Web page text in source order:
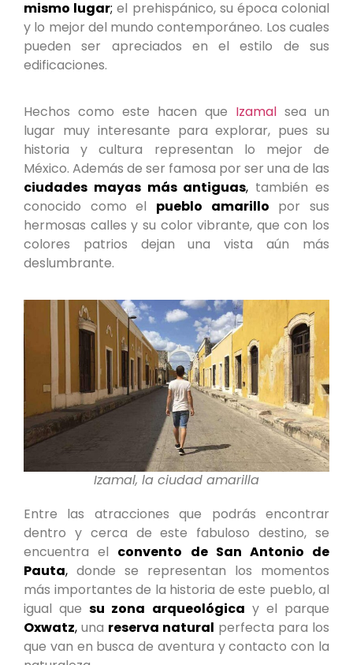
mismo lugar; el prehispánico, su época colonial
y lo mejor del mundo contemporáneo. Los cuales
pueden ser apreciados en el estilo de sus
edificaciones.
Hechos como este hacen que Izamal sea un
lugar muy interesante para explorar, pues su
historia y cultura representan lo mejor de
México. Además de ser famosa por ser una de las
ciudades mayas más antiguas, también es
conocido como el pueblo amarillo por sus
hermosas calles y su color vibrante, que con los
colores patrios dejan una vista aún más
deslumbrante.
Izamal, la ciudad amarilla
Entre las atracciones que podrás encontrar
dentro y cerca de este fabuloso destino, se
encuentra el convento de San Antonio de
Pauta, donde se representan los momentos
más importantes de la historia de este pueblo, al
igual quesu zona arqueológica y el parque
Oxwatz, una reserva natural perfecta para los
que van en busca de aventura y contacto con la